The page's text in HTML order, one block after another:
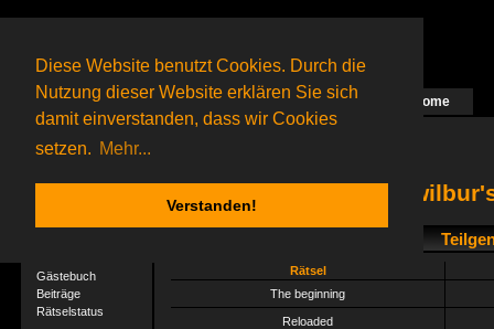
Diese Website benutzt Cookies. Durch die
Nutzung dieser Website erklären Sie sich
damit einverstanden, dass wir Cookies
setzen. Mehr...
Verstanden!
Das nächste Rätsel ist in Arbeit Home
70 Gagolganeronline(0 registrierte und 70 Gäste)
Gagolganer:
9732Rätsel online:
Gästebuch
Beiträge
Rätselstatus
Rätsel
The beginning
Reloaded